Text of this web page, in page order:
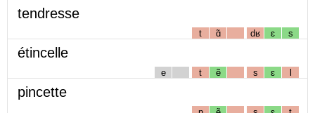
tendresse
t ɑ̃ dʁ ɛ s
étincelle
e t ẽ s ɛ l
pincette